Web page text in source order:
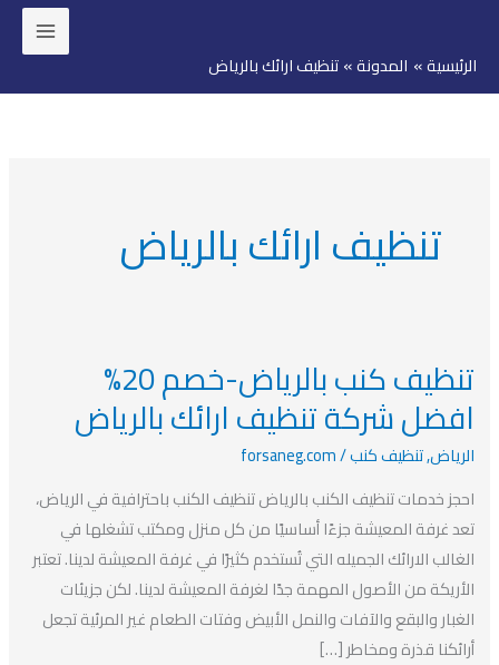
المحتوى
الرئيسية المدونة تنظيف ارائك بالرياض
تنظيف ارائك بالرياض
تنظيف كنب بالرياض-خصم 20%
افضل شركة تنظيف ارائك بالرياض
الرياض,تنظيف كنب/
forsaneg.com
احجز خدمات تنظيف الكنب بالرياض تنظيف الكنب باحترافية في الرياض،
تعد غرفة المعيشة جزءًا أساسيًا من كل منزل ومكتب تشغلها في
الغالب الارائك الجميله التي تُستخدم كثيرًا في غرفة المعيشة لدينا. تعتبر
الأريكة من الأصول المهمة جدًا لغرفة المعيشة لدينا. لكن جزيئات
الغبار والبقع والآفات والنمل الأبيض وفتات الطعام غير المرئية تجعل
أرائكنا قذرة ومخاطر […]
تنظيف
كنب
بالرياض-
خصم
20%
افضل
شركة
تنظيف
ارائك
بالرياض